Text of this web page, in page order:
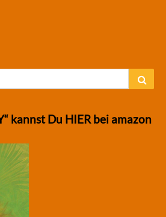
kannst Du HIER bei amazon